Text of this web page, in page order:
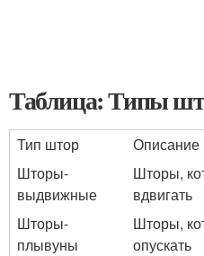
Таблица: Типы
Тип штор
Описание
Шторы-
выдвижные
Шторы,
вдвигать
Шторы-
плывуны
Шторы,
опускать